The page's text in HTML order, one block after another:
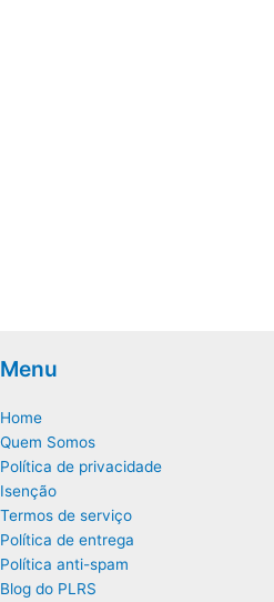
Menu
Home
Quem Somos
Política de privacidade
Isenção
Termos de serviço
Política de entrega
Política anti-spam
Blog do PLRS